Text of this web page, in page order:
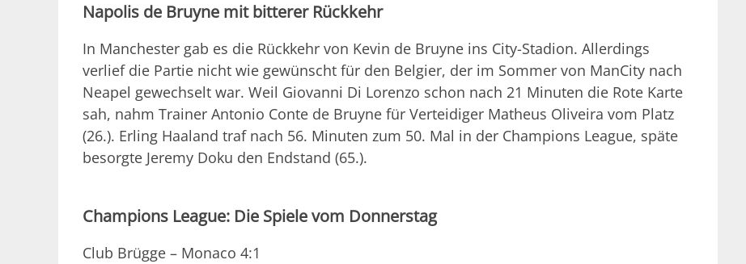
Napolis de Bruyne mit bitterer Rückkehr
In Manchester gab es die Rückkehr von Kevin de Bruyne ins City-Stadion. Allerdings
verlief die Partie nicht wie gewünscht für den Belgier, der im Sommer von ManCity nach
Neapel gewechselt war. Weil Giovanni Di Lorenzo schon nach 21 Minuten die Rote Karte
sah, nahm Trainer Antonio Conte de Bruyne für Verteidiger Matheus Oliveira vom Platz
(26.). Erling Haaland traf nach 56. Minuten zum 50. Mal in der Champions League, späte
besorgte Jeremy Doku den Endstand (65.).
Champions League: Die Spiele vom Donnerstag
Club Brügge – Monaco 4:1